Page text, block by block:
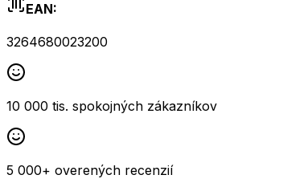
EAN:
3264680023200
10 000 tis. spokojných zákazníkov
5 000+ overených recenzií